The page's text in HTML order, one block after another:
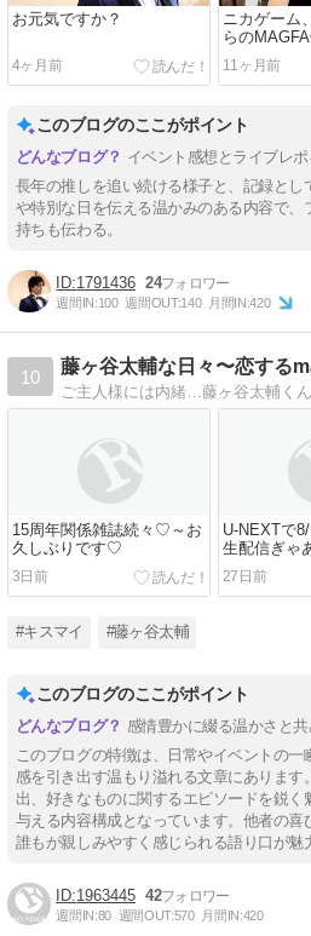
お元気ですか？
4ヶ月前
ニカゲーム
らの
め♬.*ﾟ少し
11ヶ月前
このブログのここがポイント
イベント感想とライブレ
長年の推しを追い続ける様子と、記録と
や特別な日を伝える温かみのある内容で
持ちも伝わる。
1791436 24
週間IN:100 週間OUT:140 月間IN:420
10
藤ヶ谷太輔な日々〜恋する
15周年関係雑誌続々♡～お
久しぶりです♡
3日前
U-NEXTで
生配信ぎゃ
27日前
#キスマイ #藤ヶ谷太輔
このブログのここがポイント
感情豊かに綴る温かさと共
このブログの特徴は、日常やイベントの
感を引き出す温もり溢れる文章にありま
出、好きなものに関するエピソードを鋭
与える内容構成となっています。他者の喜
誰もが親しみやすく感じられる語り口が魅
1963445 42
週間IN:80 週間OUT:570 月間IN:420